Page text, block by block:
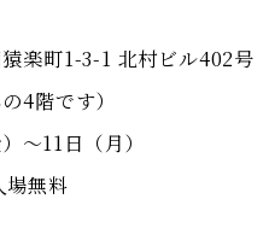
町1-3-1 北村ビル402号
です）
～11日（月）
無料